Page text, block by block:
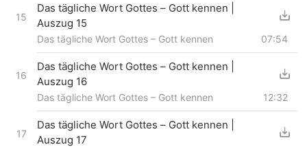
15
Das tägliche Wort Gottes – Gott kennen |
Auszug 15
Das tägliche Wort Gottes – Gott kennen 07:54
16
Das tägliche Wort Gottes – Gott kennen |
Auszug 16
Das tägliche Wort Gottes – Gott kennen 12:32
17
Das tägliche Wort Gottes – Gott kennen |
Auszug 17